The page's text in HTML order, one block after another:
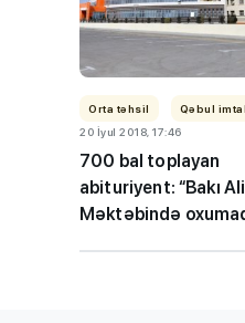
Orta təhsil
Qəbul
20 İyul 2018, 17:46
700 bal toplayan
abituriyent: “Bakı
Məktəbində